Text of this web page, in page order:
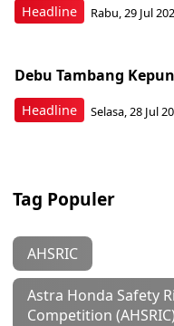
Headline Rabu, 29 Jul
Headline
Debu Tambang
Selasa, 28 Jul
Tag Populer
AHSRIC
Astra Honda Safety
Competition (AHSRIC)